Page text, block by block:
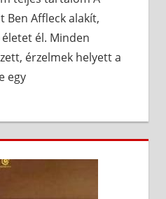
Ben Affleck alakít,
él. Minden
érzelmek helyett a
egy